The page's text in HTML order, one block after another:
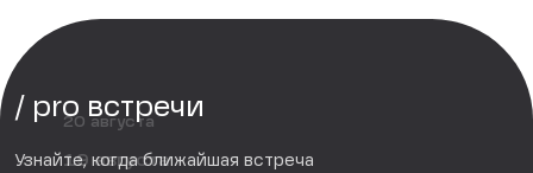
/ pro встречи
Узнайте, когда ближайшая встреча
20 августа
19 августа